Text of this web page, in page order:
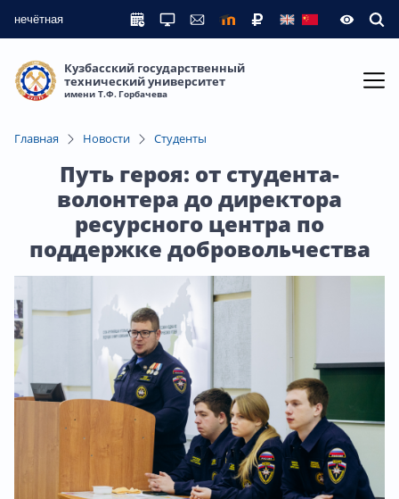
нечётная
Кузбасский государственный
технический университет
имени Т.Ф. Горбачева
Главная Новости Студенты
Путь героя: от студента-
волонтера до директора
ресурсного центра по
поддержке добровольчества